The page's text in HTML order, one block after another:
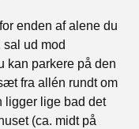
enden af alene du
sal ud mod
kan parkere på den
fra allén rundt om
ligger lige bad det
(ca. midt på